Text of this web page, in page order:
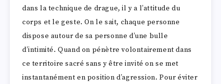
dans la technique de drague, il y a l’attitude du
corps et le geste. On le sait, chaque personne
dispose autour de sa personne d’une bulle
d’intimité. Quand on pénètre volontairement dans
ce territoire sacré sans y être invité on se met
instantanément en position d’agression. Pour éviter